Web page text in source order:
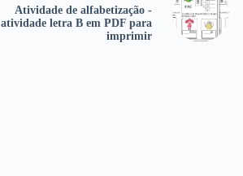
Atividade de alfabetização -
atividade letra B em PDF para
imprimir